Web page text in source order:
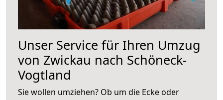
Unser Service für Ihren Umzug
von Zwickau nach Schöneck-
Vogtland
Sie wollen umziehen? Ob um die Ecke oder